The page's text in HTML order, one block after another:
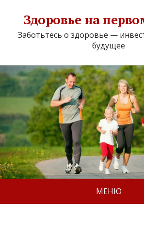
Здоровье на
Заботьтесь о здоровье —
будущее
МЕНЮ